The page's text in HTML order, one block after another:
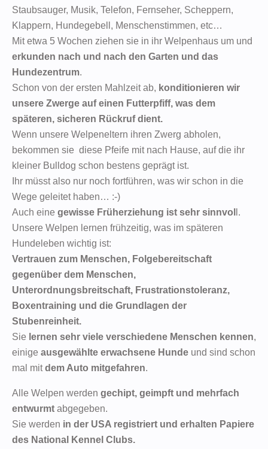
Staubsauger, Musik, Telefon, Fernseher, Scheppern,
Klappern, Hundegebell, Menschenstimmen, etc…
Mit etwa 5 Wochen ziehen sie in ihr Welpenhaus um und
erkunden nach und nach den Garten und das
Hundezentrum.
Schon von der ersten Mahlzeit ab, konditionieren wir
unsere Zwerge auf einen Futterpfiff, was dem
späteren, sicheren Rückruf dient.
Wenn unsere Welpeneltern ihren Zwerg abholen,
bekommen sie diese Pfeife mit nach Hause, auf die ihr
kleiner Bulldog schon bestens geprägt ist.
Ihr müsst also nur noch fortführen, was wir schon in die
Wege geleitet haben… :-)
Auch eine gewisse Früherziehung ist sehr sinnvol l.
Unsere Welpen lernen frühzeitig, was im späteren
Hundeleben wichtig ist:
Vertrauen zum Menschen, Folgebereitschaft
gegenüber dem Menschen,
Unterordnungsbreitschaft, Frustrationstoleranz,
Boxentraining und die Grundlagen der
Stubenreinheit.
Sie lernen sehr viele verschiedene Menschen kennen,
einige ausgewählte erwachsene Hunde und sind schon
mal mitdem Auto mitgefahren.
Alle Welpen werden gechipt, geimpft und mehrfach
entwurmt abgegeben.
Sie werden in der USA registriert und erhalten Papiere
des National Kennel Clubs.